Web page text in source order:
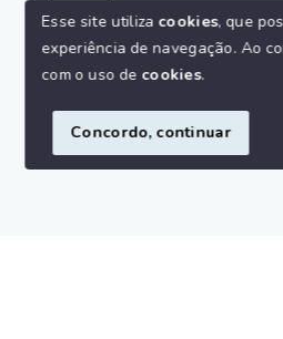
© Copyright 2026 - Parnaíba
SITE PARA IMOBILIARIA
Esse site utiliza cookies, que
experiência de navegação. Ao
com o uso de cookies.
Concordo, continuar